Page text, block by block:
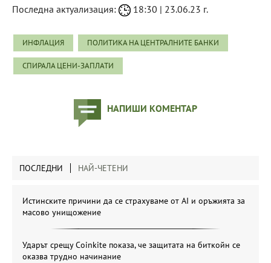
Последна актуализация: 18:30 | 23.06.23 г.
ИНФЛАЦИЯ ПОЛИТИКА НА ЦЕНТРАЛНИТЕ БАНКИ
СПИРАЛА ЦЕНИ-ЗАПЛАТИ
НАПИШИ КОМЕНТАР
ПОСЛЕДНИ НАЙ-ЧЕТЕНИ
Истинските причини да се страхуваме от AI и оръжията за
масово унищожение
Ударът срещу Coinkite показа, че защитата на биткойн се
оказва трудно начинание